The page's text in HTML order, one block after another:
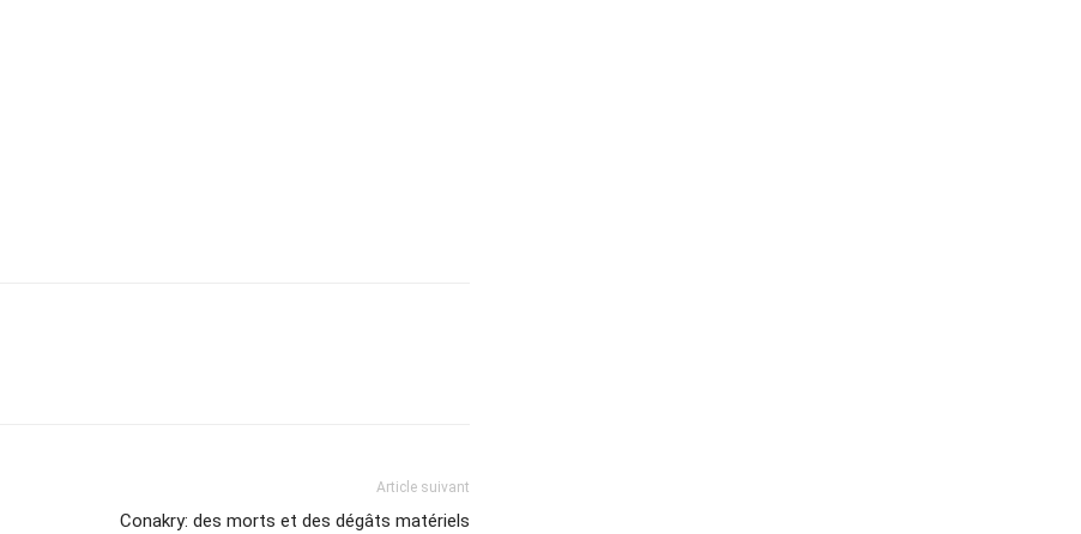
Article suivant
Conakry: des morts et des dégâts matériels